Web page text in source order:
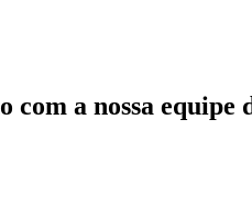
a nossa